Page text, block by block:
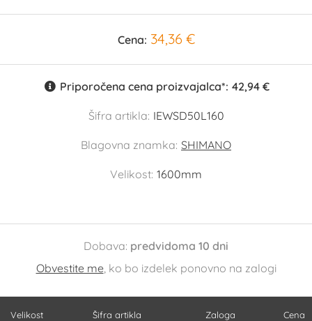
Cena: 34,36 €
Priporočena cena proizvajalca*: 42,94 €
Šifra artikla: IEWSD50L160
Blagovna znamka: SHIMANO
Velikost: 1600mm
Dobava: predvidoma 10 dni
Obvestite me, ko bo izdelek ponovno na zalogi
Velikost Šifra artikla Zaloga Cena